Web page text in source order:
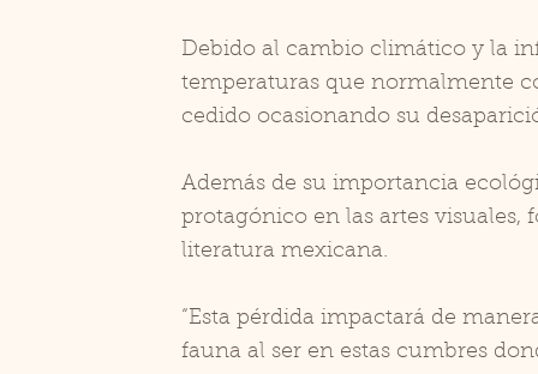
Debido al cambio climático y la
temperaturas que normalmente
cedido ocasionando su
Además de su importancia
protagónico en las artes
literatura mexicana.
“Esta pérdida impactará de
fauna al ser en estas cumbres